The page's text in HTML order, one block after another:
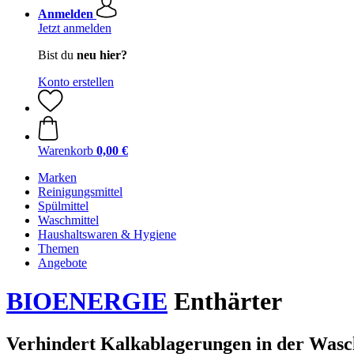
Anmelden
Jetzt anmelden
Bist du neu hier?
Konto erstellen
Warenkorb 0,00 €
Marken
Reinigungsmittel
Spülmittel
Waschmittel
Haushaltswaren & Hygiene
Themen
Angebote
BIOENERGIE Enthärter
Verhindert Kalkablagerungen in der